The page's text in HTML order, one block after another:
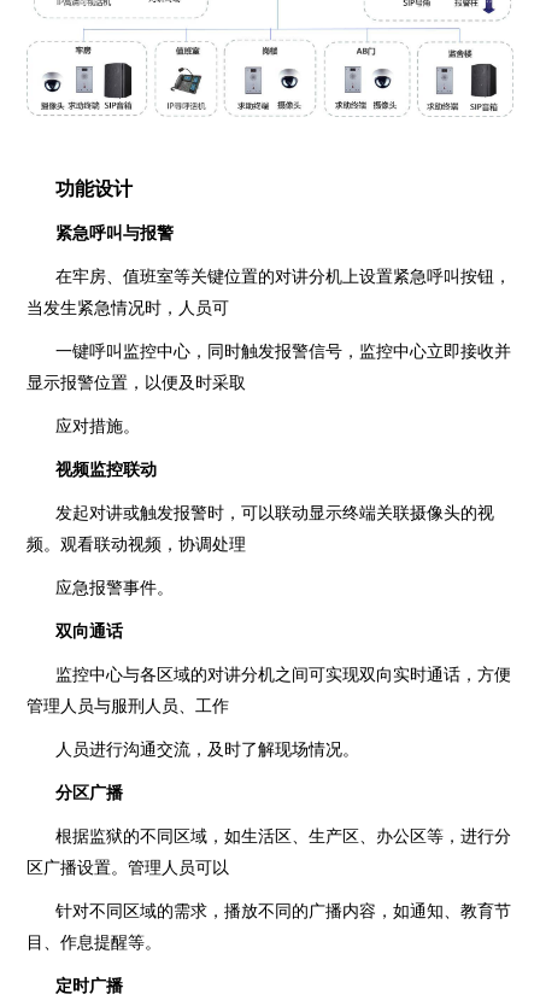
功能设计
紧急呼叫与报警
在牢房、值班室等关键位置的对讲分机上设置紧急呼叫按钮，
当发生紧急情况时，人员可
一键呼叫监控中心，同时触发报警信号，监控中心立即接收并
显示报警位置，以便及时采取
应对措施。
视频监控联动
发起对讲或触发报警时，可以联动显示终端关联摄像头的视
频。观看联动视频，协调处理
应急报警事件。
双向通话
监控中心与各区域的对讲分机之间可实现双向实时通话，方便
管理人员与服刑人员、工作
人员进行沟通交流，及时了解现场情况。
分区广播
根据监狱的不同区域，如生活区、生产区、办公区等，进行分
区广播设置。管理人员可以
针对不同区域的需求，播放不同的广播内容，如通知、教育节
目、作息提醒等。
定时广播